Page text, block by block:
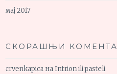
мај 2017
СКОРАШЊИ
crvenkapica наIntrion ili pasteli